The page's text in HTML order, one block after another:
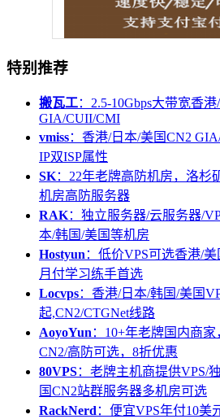
特别推荐
搬瓦工：2.5-10Gbps大带宽香
GIA/CUII/CMI
vmiss：香港/日本/美国CN2
IP双ISP属性
SK：22年老牌高防机房，洛杉
机房高防服务器
RAK：独立服务器/云服务器/
本/韩国/美国等机房
Hostyun ：低价VPS可选香港/
月付学习练手首选
Locvps：香港/日本/韩国/美国
起,CN2/CTGNet线路
AoyoYun ：10+年老牌国内商
CN2/高防可选，8折优惠
80VPS：老牌主机商提供VPS/
国CN2站群服务器多机房可选
RackNerd ：便宜VPS年付10美